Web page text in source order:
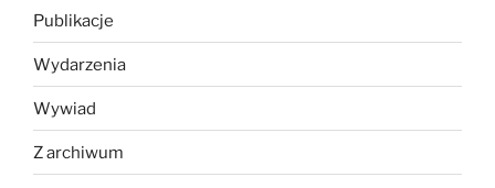
Publikacje
Wydarzenia
Wywiad
Z archiwum